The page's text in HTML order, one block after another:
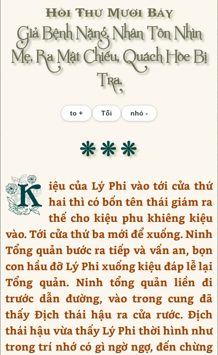
Hồi Thứ Mười Bảy
Giả Bệnh Nặng, Nhân Tôn Nhìn
Mẹ, Ra Mật Chiếu, Quách Hòe Bị
Tra.
to + Tối nhỏ -
❊ ❊ ❊
K iệu của Lý Phi vào tới cửa thứ
hai thì có bốn tên thái giám ra
thế cho kiệu phu khiêng kiệu
vào. Tới cửa thứ ba mới để xuống. Ninh
Tổng quản bước ra tiếp và vấn an, bọn
con hầu đỡ Lý Phi xuống kiệu đáp lễ lại
Tổng quản. Ninh tổng quản liền đi
trước dẫn đường, vào trong cung đã
thấy Địch thái hậu ra cửa rước. Địch
thái hậu vừa thấy Lý Phi thời hình như
trong trí nhớ có gì ngờ ngợ, đến chừng